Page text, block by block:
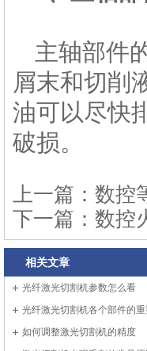
主轴部件
屑末和切削
油可以尽快
破损。
上一篇： 数控
下一篇： 数控
相关文章
光纤激光切割机参数怎么看
光纤激光切割机各个部件的重
如何调整激光切割机的精度